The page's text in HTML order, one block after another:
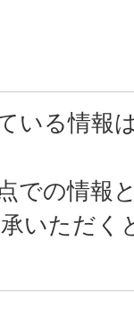
いる情報
での情報
いただく